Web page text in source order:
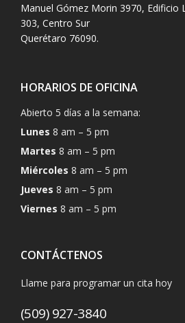
Manuel Gómez Morin 3970, Edificio
303, Centro Sur
Querétaro 76090.
HORARIOS DE OFICINA
Abierto 5 días a la semana:
Lunes 8 am – 5 pm
Martes 8 am – 5 pm
Miércoles 8 am – 5 pm
Jueves 8 am – 5 pm
Viernes 8 am – 5 pm
CONTÁCTENOS
Llame para programar un cita hoy
(509) 927-3840